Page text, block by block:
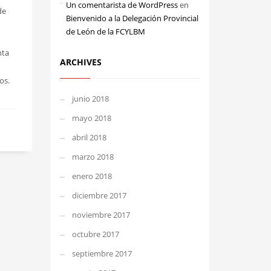
Un comentarista de WordPressen
Bienvenido a la Delegación Provincial
de León de la FCYLBM
ARCHIVES
junio 2018
mayo 2018
abril 2018
marzo 2018
enero 2018
diciembre 2017
noviembre 2017
octubre 2017
septiembre 2017